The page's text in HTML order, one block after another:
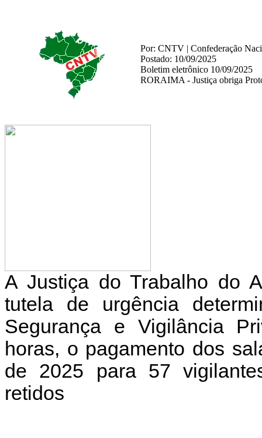
Por: CNTV | Confederação
Postado: 10/09/2025
Boletim eletrônico 10/09/2025
RORAIMA - Justiça obriga
A Justiça do Trabalho do
tutela de urgência
Segurança e Vigilância
horas, o pagamento dos
de 2025 para 57
retidos